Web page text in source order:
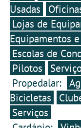
Usadas
Lojas de
Equipamentos
Escolas de
Pilotos
Propedalar:
Bicicletas
Serviços